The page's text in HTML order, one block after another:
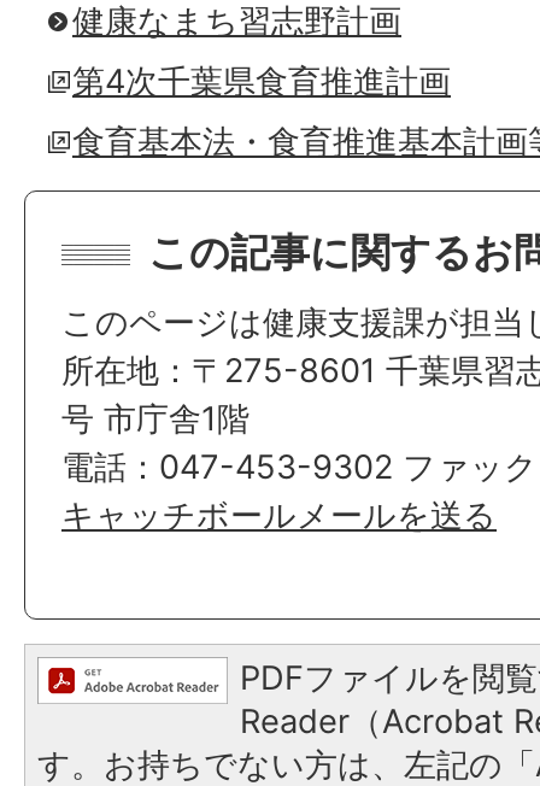
健康なまち習志野計画
第4次千葉県食育推進計画
食育基本法・食育推進基本計
この記事に関するお
このページは健康支援課が担当
所在地：〒275-8601 千葉県習
号 市庁舎1階
電話：047-453-9302 ファッ
キャッチボールメールを送る
PDFファイルを閲
Reader（Acrobat
す。お持ちでない方は、左記の